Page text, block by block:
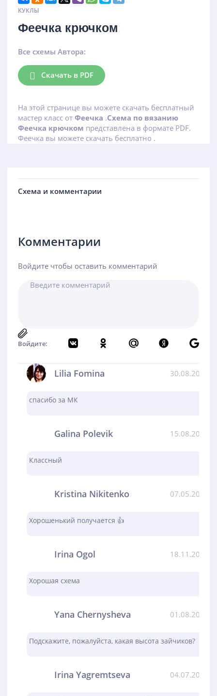
КУКЛЫ
Феечка крючком
Все схемы Автора:
Скачать в PDF
На этой странице вы можете скачать бесплатный
мастер класс от Феечка .Схема по вязанию
Феечка крючком представлена в формате PDF.
Феечка вы можете скачать бесплатно .
Схема и комментарии
Комментарии
Войдите чтобы оставить комментарий
Войдите:
Lilia Fomina 30.08.2024
спасибо за МК
Galina Polevik 15.08.2024
Классный
Kristina Nikitenko 07.05.2024
Хорошенький получается 👍
Irina Ogol 18.11.2023
Хорошая схема
Yana Chernysheva 01.08.2023
Подскажите, пожалуйста, какая высота зайчиков?
Irina Yagremtseva 04.07.2023